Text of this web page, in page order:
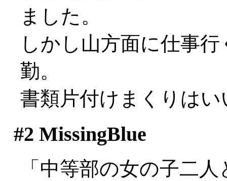
ました。
しかし山方面に仕事
勤。
書類片付けまくりは
#2 MissingBlue
「中等部の女の子二